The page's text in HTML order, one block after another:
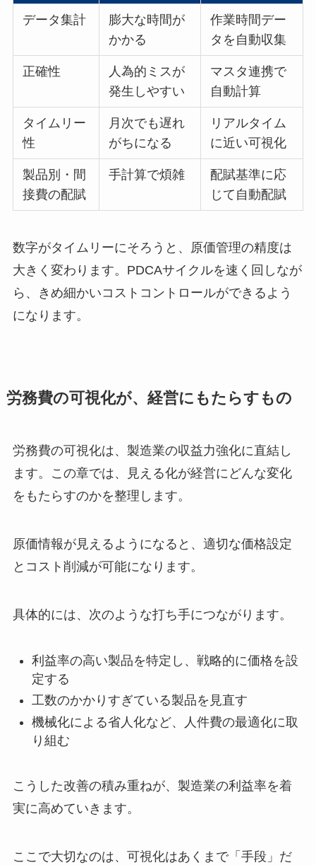
データ集計
膨大な時間が
かかる
作業時間デー
タを自動収集
正確性
人為的ミスが
発生しやすい
マスタ連携で
自動計算
タイムリー
性
月次でも遅れ
がちになる
リアルタイム
に近い可視化
製品別・間
接費の配賦
手計算で煩雑
配賦基準に応
じて自動配賦
数字がタイムリーにそろうと、原価管理の精度は
大きく変わります。PDCAサイクルを速く回しなが
ら、きめ細かいコストコントロールができるよう
になります。
労務費の可視化が、経営にもたらすもの
労務費の可視化は、製造業の収益力強化に直結し
ます。この章では、見える化が経営にどんな変化
をもたらすのかを整理します。
原価情報が見えるようになると、適切な価格設定
とコスト削減が可能になります。
具体的には、次のような打ち手につながります。
利益率の高い製品を特定し、戦略的に価格を設
定する
工数のかかりすぎている製品を見直す
機械化による省人化など、人件費の最適化に取
り組む
こうした改善の積み重ねが、製造業の利益率を着
実に高めていきます。
ここで大切なのは、可視化はあくまで「手段」だ